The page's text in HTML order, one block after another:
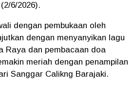
6/2026).
dengan pembukaan oleh
dengan menyanyikan lagu
Raya dan pembacaan doa
meriah dengan penampilan
Sanggar Calikng Barajaki.